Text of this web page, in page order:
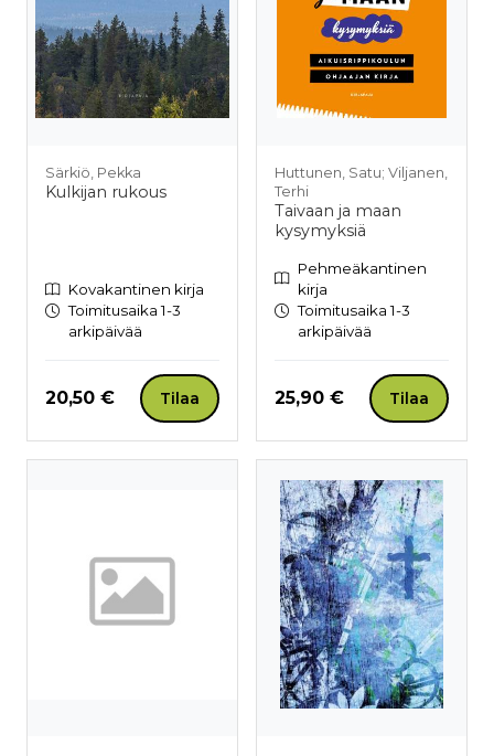
Särkiö, Pekka
Kulkijan rukous
Kovakantinen kirja
Toimitusaika 1-3
arkipäivää
Hinta nyt
20,50 € Tilaa
Huttunen, Satu; Viljanen,
Terhi
Taivaan ja maan
kysymyksiä
Pehmeäkantinen
kirja
Toimitusaika 1-3
arkipäivää
Hinta nyt
25,90 € Tilaa